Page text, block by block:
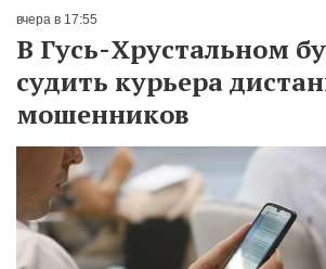
вчера в 17:55
В Гусь-Хрустальном
судить курьера
мошенников